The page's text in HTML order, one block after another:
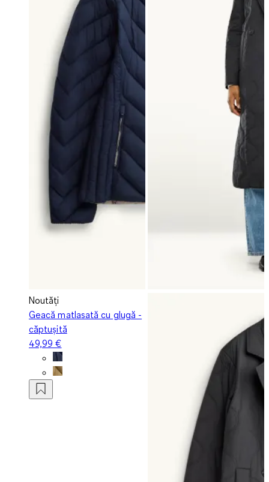
Noutăți
Geacă matlasată cu glugă -
căptușită
49,99 €